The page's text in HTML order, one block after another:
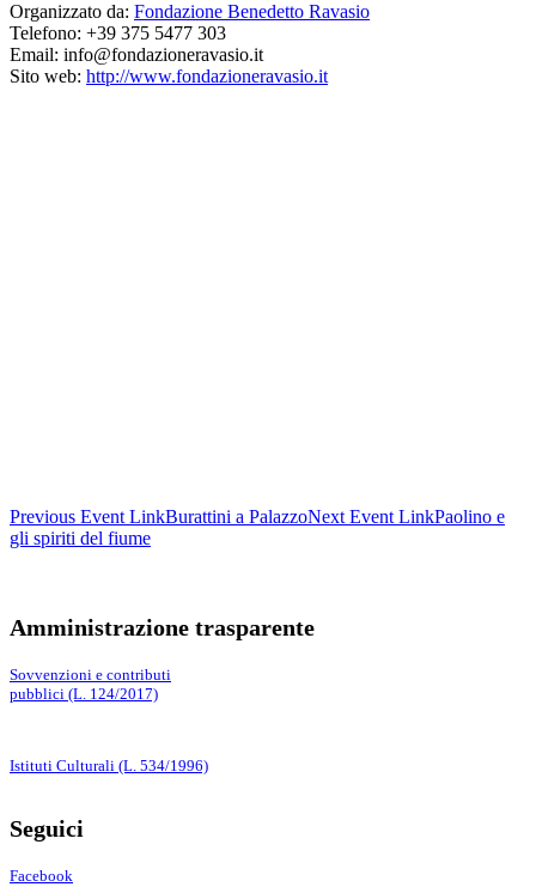
Organizzato da: Fondazione Benedetto Ravasio
Telefono: +39 375 5477 303
Email: info@fondazioneravasio.it
Sito web: http://www.fondazioneravasio.it
Previous Event LinkBurattini a PalazzoNext Event LinkPaolino e
gli spiriti del fiume
Amministrazione trasparente
Sovvenzioni e contributi
pubblici (L. 124/2017)
Istituti Culturali (L. 534/1996)
Seguici
Facebook